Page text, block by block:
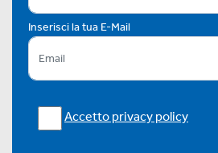
Inserisci la tua E-Mail
Accetto privacy policy